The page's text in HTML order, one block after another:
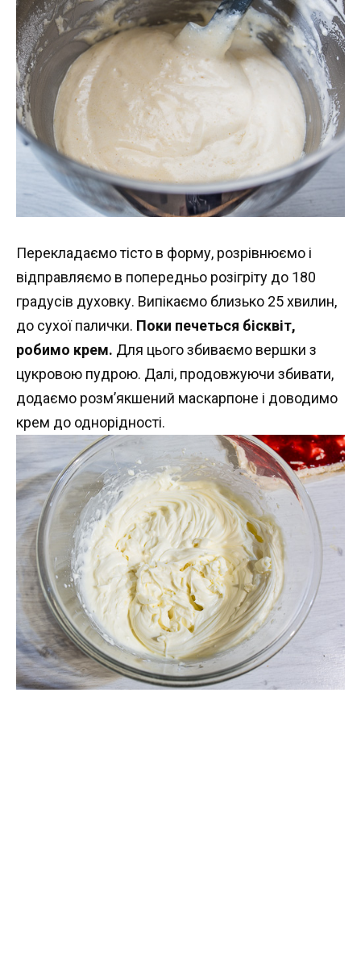
Перекладаємо тісто в форму, розрівнюємо і
відправляємо в попередньо розігріту до 180
градусів духовку. Випікаємо близько 25 хвилин,
до сухої палички. Поки печеться бісквіт,
робимо крем. Для цього збиваємо вершки з
цукровою пудрою. Далі, продовжуючи збивати,
додаємо розм’якшений маскарпоне і доводимо
крем до однорідності.